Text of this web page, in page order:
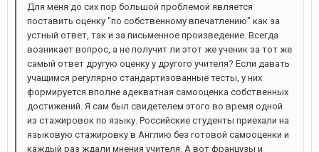
Для меня до сих пор большой проблемой является
поставить оценку "по собственному впечатлению" как за
устный ответ, так и за письменное произведение. Всегда
возникает вопрос, а не получит ли этот же ученик за тот же
самый ответ другую оценку у другого учителя? Если давать
учащимся регулярно стандартизованные тесты, у них
формируется вполне адекватная самооценка собственных
достижений. Я сам был свидетелем этого во время одной
из стажировок по языку. Российские студенты приехали на
языковую стажировку в Англию без готовой самооценки и
каждый раз ждали мнения учителя. А вот французы и